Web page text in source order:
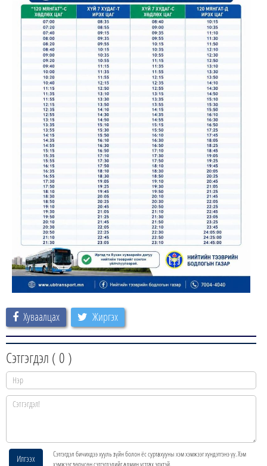
Хуваалцах Жиргэх
Сэтгэгдэл ( 0 )
Илгээх
Сэтгэгдэл бичихдээ хууль зүйн болон ёс суртахууны хэм хэмжээг хүндэтгэнэ үү. Хэм
хэмжээг зөрчсөн сэтгэгдэлийг админ устгах эрхтэй.